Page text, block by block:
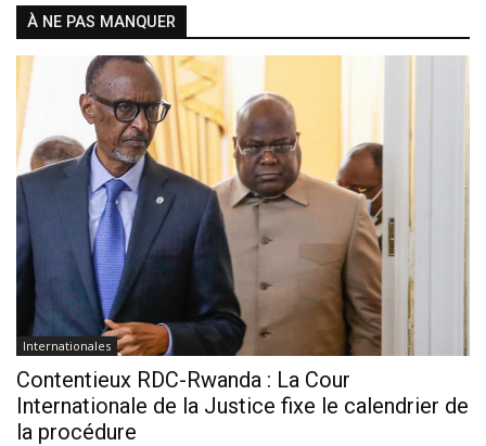
À NE PAS MANQUER
Internationales
Contentieux RDC-Rwanda : La Cour
Internationale de la Justice fixe le calendrier de
la procédure